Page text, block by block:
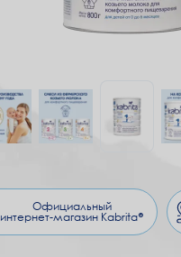
Официальный
интернет-магазин Kabrita®